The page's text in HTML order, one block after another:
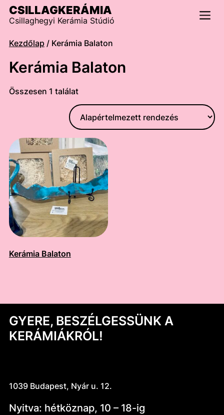
Skip
content
CSILLAGKERÁMIA
Csillaghegyi Kerámia Stúdió
Kezdőlap / Kerámia Balaton
Kerámia Balaton
Összesen 1 találat
Kerámia Balaton
GYERE, BESZÉLGESSÜNK A
KERÁMIÁKRÓL!
1039 Budapest, Nyár u. 12.
Nyitva: hétköznap, 10 – 18-ig